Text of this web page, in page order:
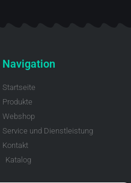
Navigation
Startseite
Produkte
Webshop
Service und Dienstleistung
Kontakt
Katalog